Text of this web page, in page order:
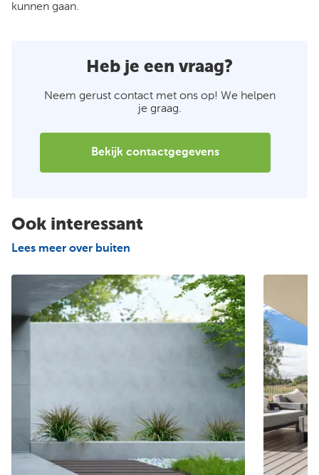
kunnen gaan.
Heb je een vraag?
Neem gerust contact met ons op! We helpen
je graag.
Bekijk contactgegevens
Ook interessant
Lees meer over buiten